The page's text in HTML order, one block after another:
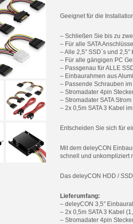
Geeignet für die
– Schließen Sie bis zu
– Für alle SATA
– Alle 2,5″ SSD`s und
– Für alle gängigen PC
– Passgenau für ALLE
– Einbaurahmen aus
– Passende Schrauben
– Stromadater 4pin
– Stromadater SATA
– 2x 0,5m SATA 3 Kabel
Entscheiden Sie sich für
Mit dem deleyCON
schnell und unkompliziert
Das deleyCON HDD /
Lieferumfang:
– deleyCON 3,5″
– 2x 0,5m SATA 3 Kabel
– Stromadater 4pin